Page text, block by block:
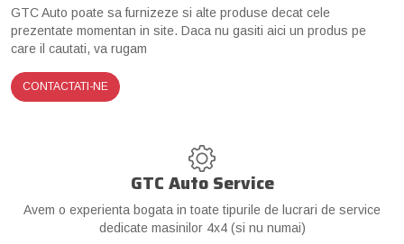
GTC Auto poate sa furnizeze si alte produse decat cele
prezentate momentan in site. Daca nu gasiti aici un produs pe
care il cautati, va rugam
CONTACTATI-NE
GTC Auto Service
Avem o experienta bogata in toate tipurile de lucrari de service
dedicate masinilor 4x4 (si nu numai)